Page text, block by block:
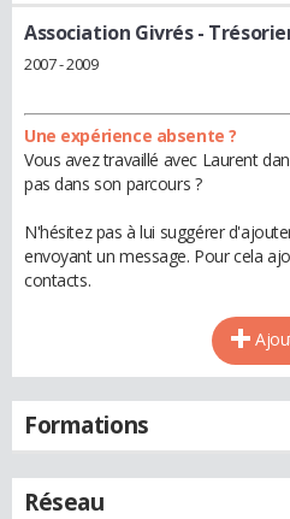
Association Givrés-
2007 - 2009
Une expérience absente ?
Vous avez travaillé avec Laurent
pas dans son parcours ?
N'hésitez pas à lui suggérer
envoyant un message. Pour cela
contacts.
Formations
Réseau